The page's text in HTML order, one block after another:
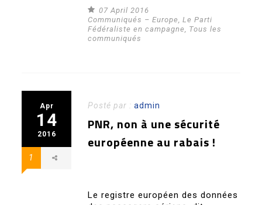
07 April 2016
Communiqués – Europe,Le Parti
Fédéraliste en campagne, Tous les
communiqués
Apr
14
2016
1
Posté par :admin
PNR, non à une sécurité
européenne au rabais !
Le registre européen des données